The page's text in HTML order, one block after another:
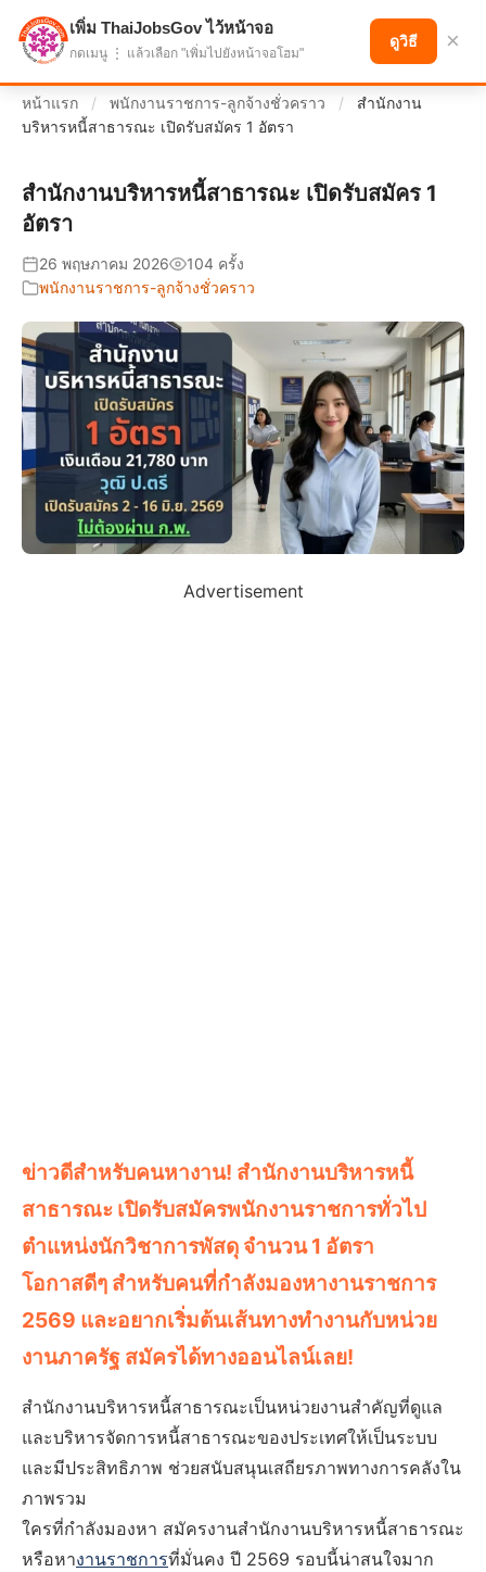
แบ่งปันโอกาส เพื่ออนาคตที่ก้าวหน้า
หน้าแรก / พนักงานราชการ-ลูกจ้างชั่วคราว /
สำนักงาน
บริหารหนี้สาธารณะ เปิดรับสมัคร 1 อัตรา
สำนักงานบริหารหนี้สาธารณะ เปิดรับสมัคร 1
อัตรา
26 พฤษภาคม 2026
104 ครั้ง
พนักงานราชการ-ลูกจ้างชั่วคราว
Advertisement
ข่าวดีสำหรับคนหางาน! สำนักงานบริหารหนี้
สาธารณะ เปิดรับสมัครพนักงานราชการทั่วไป
ตำแหน่งนักวิชาการพัสดุ จำนวน 1 อัตรา
โอกาสดีๆ สำหรับคนที่กำลังมองหางานราชการ
2569 และอยากเริ่มต้นเส้นทางทำงานกับหน่วย
งานภาครัฐ สมัครได้ทางออนไลน์เลย!
สำนักงานบริหารหนี้สาธารณะเป็นหน่วยงานสำคัญที่ดูแล
และบริหารจัดการหนี้สาธารณะของประเทศให้เป็นระบบ
และมีประสิทธิภาพ ช่วยสนับสนุนเสถียรภาพทางการคลังใน
ภาพรวม
ใครที่กำลังมองหา สมัครงานสำนักงานบริหารหนี้สาธารณะ
หรือหางานราชการที่มั่นคง ปี 2569 รอบนี้น่าสนใจมาก
เพิ่ม ThaiJobsGov ไว้หน้าจอ
กดเมนู ⋮ แล้วเลือก "เพิ่มไปยังหน้าจอโฮม"
ดูวิธี ×